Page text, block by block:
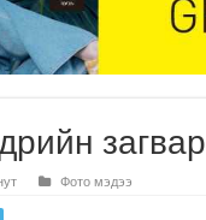
Фото мэдээ